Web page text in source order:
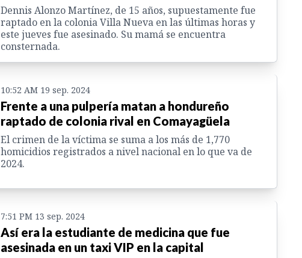
Dennis Alonzo Martínez, de 15 años, supuestamente fue
raptado en la colonia Villa Nueva en las últimas horas y
este jueves fue asesinado. Su mamá se encuentra
consternada.
10:52 AM 19 sep. 2024
Frente a una pulpería matan a hondureño
raptado de colonia rival en Comayagüela
El crimen de la víctima se suma a los más de 1,770
homicidios registrados a nivel nacional en lo que va de
2024.
7:51 PM 13 sep. 2024
Así era la estudiante de medicina que fue
asesinada en un taxi VIP en la capital